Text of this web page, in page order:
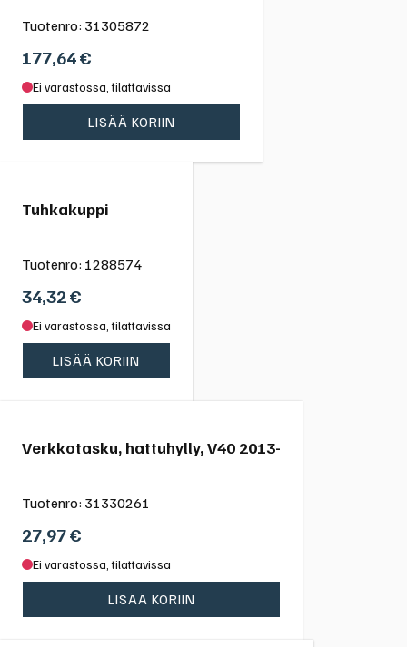
Tuotenro: 31305872
177,64€
Ei varastossa, tilattavissa
LISÄÄ KORIIN
Tuhkakuppi
Tuotenro: 1288574
34,32€
Ei varastossa, tilattavissa
LISÄÄ KORIIN
Verkkotasku, hattuhylly, V40 2013-
Tuotenro: 31330261
27,97€
Ei varastossa, tilattavissa
LISÄÄ KORIIN